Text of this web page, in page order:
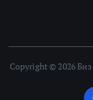
Copyright © 2026